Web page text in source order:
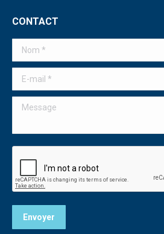
YouTube
s'ouvre
nouvelle
fenêtre
CONTACT
Nom *
E-mail *
Message
Envoyer